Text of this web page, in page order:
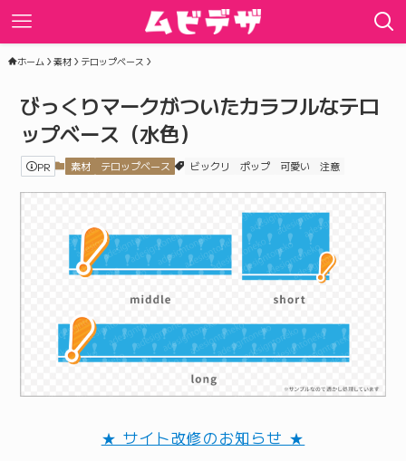
ホーム 素材 テロップベース
びっくりマークがついたカラフルなテロ
ップベース（水色）
PR 素材 テロップベース ビックリ ポップ 可愛い 注意
★ サイト改修のお知らせ ★